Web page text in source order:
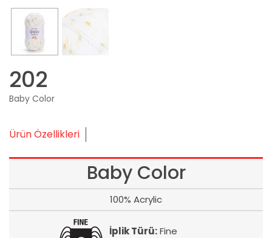
202
Baby Color
Ürün Özellikleri
Baby Color
100% Acrylic
İplik Türü:Fine